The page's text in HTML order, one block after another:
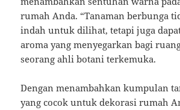
rumah Anda. “Tanaman berbunga
indah untuk dilihat, tetapi juga
aroma yang menyegarkan bagi
seorang ahli botani terkemuka.
Dengan menambahkan kumpulan
yang cocok untuk dekorasi rumah